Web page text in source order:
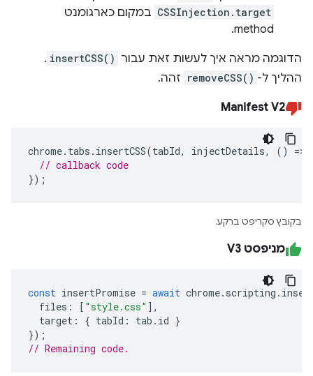
CSSInjection.target במקום כארגומנט
method.
הדוגמה מראה איך לעשות זאת עבור insertCSS()
.
ההליך ל- removeCSS() זהה.
Manifest V2
chrome. tabs . insertCSS(tabId, injectDetails, () =>
// callback code
});
בקובץ סקריפט ברקע.
מניפסט V3
const insertPromise = await chrome. scripting .
files : [ "style.css" ],
target : { tabId : tab . id }
});
// Remaining code.